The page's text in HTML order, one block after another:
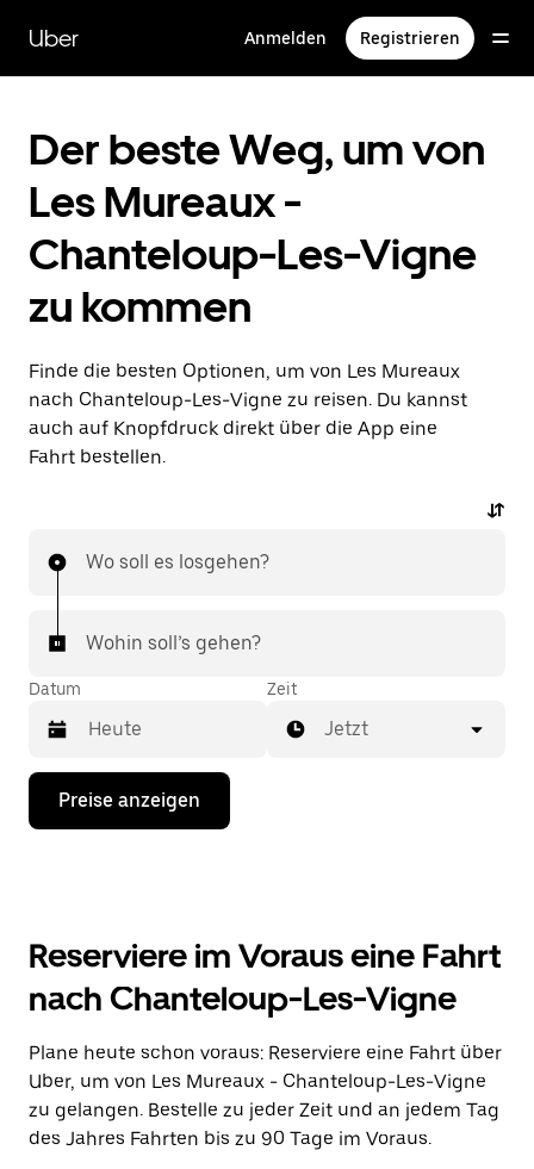
zum
Hauptinhalt
Uber Anmelden Registrieren
Der beste Weg, um von
Les Mureaux -
Chanteloup-Les-Vigne
zu kommen
Finde die besten Optionen, um von Les Mureaux
nach Chanteloup-Les-Vigne zu reisen. Du kannst
auch auf Knopfdruck direkt über die App eine
Fahrt bestellen.
Wo soll es losgehen?
Wohin soll’s gehen?
Datum
Drücke
Nach-
Kalender
interagieren
ein
Datum
auszuwählen.
Drücke
die
Escape-
Zeit
Jetzt
Preise anzeigen
Reserviere im Voraus eine Fahrt
nach Chanteloup-Les-Vigne
Plane heute schon voraus: Reserviere eine Fahrt über
Uber, um von Les Mureaux - Chanteloup-Les-Vigne
zu gelangen. Bestelle zu jeder Zeit und an jedem Tag
des Jahres Fahrten bis zu 90 Tage im Voraus.